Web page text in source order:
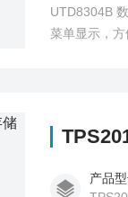
UTD8304B
菜单显示，
产品